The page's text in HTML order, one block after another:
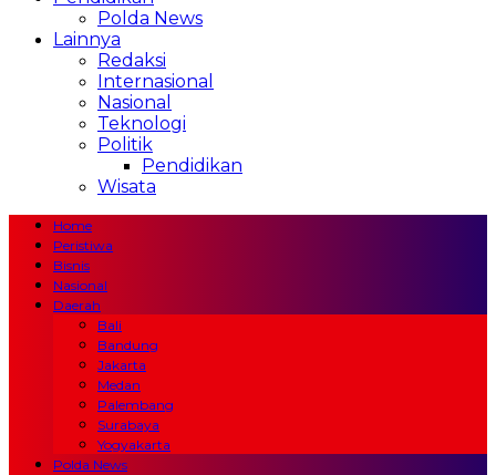
Polda News
Lainnya
Redaksi
Internasional
Nasional
Teknologi
Politik
Pendidikan
Wisata
Home
Peristiwa
Bisnis
Nasional
Daerah
Bali
Bandung
Jakarta
Medan
Palembang
Surabaya
Yogyakarta
Polda News